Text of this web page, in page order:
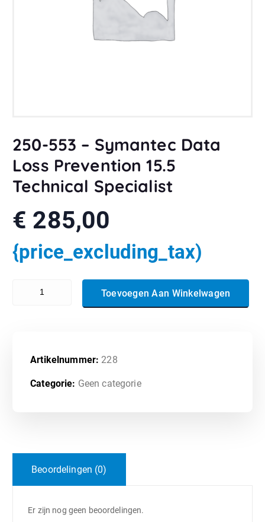
250-553 – Symantec Data
Loss Prevention 15.5
Technical Specialist
€ 285,00
{price_excluding_tax)
Toevoegen Aan Winkelwagen
Artikelnummer: 228
Categorie: Geen categorie
Beoordelingen (0)
Er zijn nog geen beoordelingen.